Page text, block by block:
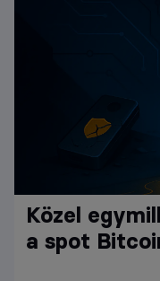
Közel
a spot